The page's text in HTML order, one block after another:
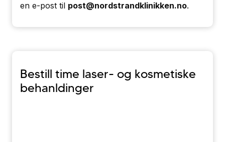
en e-post til post@nordstrandklinikken.no.
Bestill time laser- og kosmetiske
behanldinger